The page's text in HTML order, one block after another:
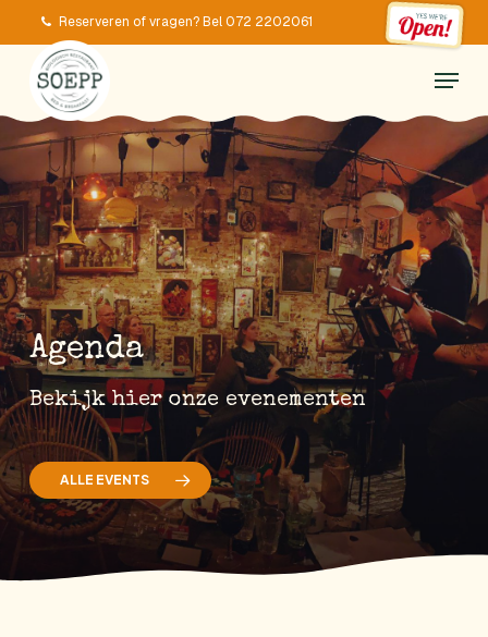
to
main
content
Reserveren of vragen? Bel 072 2202061
Menu
Agenda
Bekijk hier onze evenementen
ALLE EVENTS